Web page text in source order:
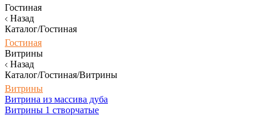
Гостиная
Назад
Каталог/Гостиная
Гостиная
Витрины
Назад
Каталог/Гостиная/Витрины
Витрины
Витрина из массива дуба
Витрины 1 створчатые